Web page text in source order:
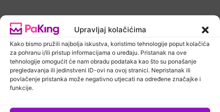
Upravljaj kolačićima
Kako bismo pružili najbolja iskustva, koristimo tehnologije poput kolačića
za pohranu i/ili pristup informacijama o uređaju. Pristanak na ove
tehnologije omogućit će nam obradu podataka kao što su ponašanje
pregledavanja ili jedinstveni ID-ovi na ovoj stranici. Nepristanak ili
povlačenje pristanka može negativno utjecati na određene značajke i
funkcije.
Ljudi PaKing Hrvatska